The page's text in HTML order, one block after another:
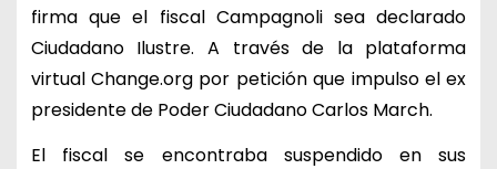
firma que el fiscal Campagnoli sea declarado
Ciudadano Ilustre. A través de la plataforma
virtual Change.org por petición que impulso el ex
presidente de Poder Ciudadano Carlos March.
El fiscal se encontraba suspendido en sus